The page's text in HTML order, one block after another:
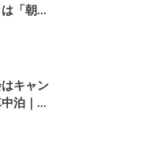
「朝か
。キャ
キャン
泊｜宿
楽しむ